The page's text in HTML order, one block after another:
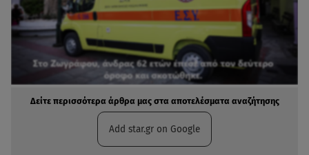
Δείτε περισσότερα άρθρα μας στα αποτελέσματα αναζήτησης
Add star.gr on Google